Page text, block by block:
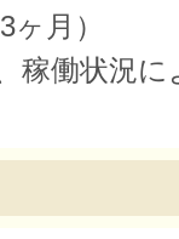
月）
稼働状況に